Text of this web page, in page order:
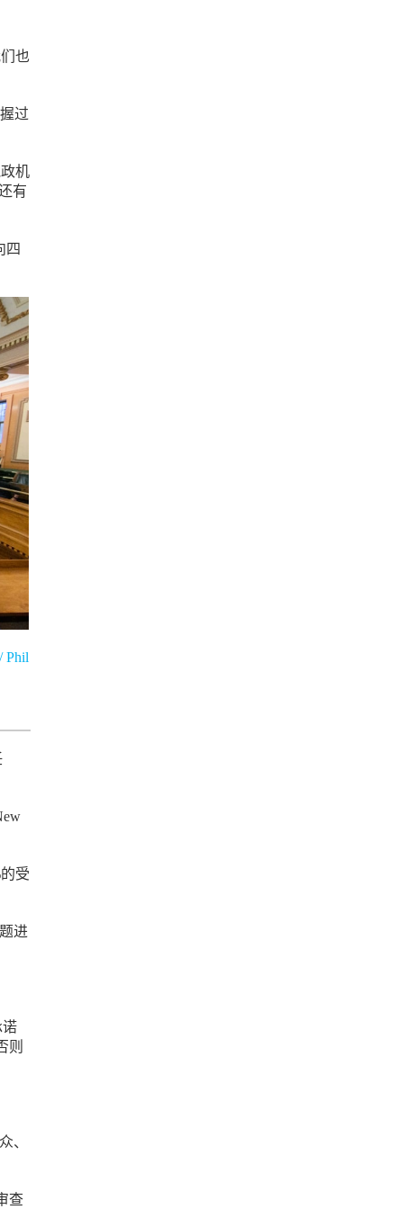
也
过
机
有
四
Phil
受
进
诺
则
、
查